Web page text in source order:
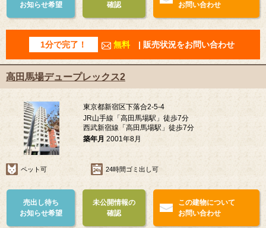
お知らせ希望
確認
お問い合わせ
1分で完了！ 無料 | 販売状況をお問い合わせ
高田馬場デュープレックス2
東京都新宿区下落合2-5-4
JR山手線「高田馬場駅」徒歩7分
西武新宿線「高田馬場駅」徒歩7分
築年月 2001年8月
ペット可 24時間ゴミ出し可
売出し待ち
お知らせ希望
未公開情報の
確認
この建物について
お問い合わせ